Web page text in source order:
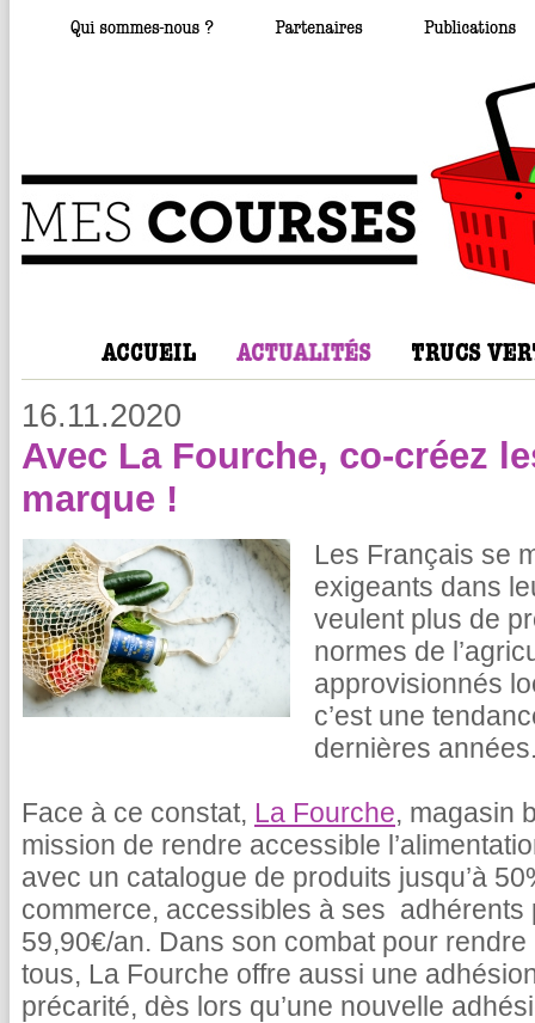
16.11.2020
Avec La Fourche, co-créez
marque !
Les Français se
exigeants dans
veulent plus de
normes de
approvisionnés
c’est une
dernières
Face à ce constat, La Fourche, magasin
mission de rendre accessible
avec un catalogue de produits jusqu’à
commerce, accessibles à ses adhérents
59,90€/an. Dans son combat pour
tous, La Fourche offre aussi une
précarité, dès lors qu’une nouvelle